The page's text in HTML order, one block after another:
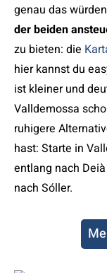
genau das
der beiden
zu bieten: die
hier kannst du
ist kleiner und
Valldemossa
ruhigere
hast: Starte in
entlang nach
nach Sóller.